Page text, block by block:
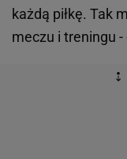
każdą piłkę. Tak
meczu i treningu -